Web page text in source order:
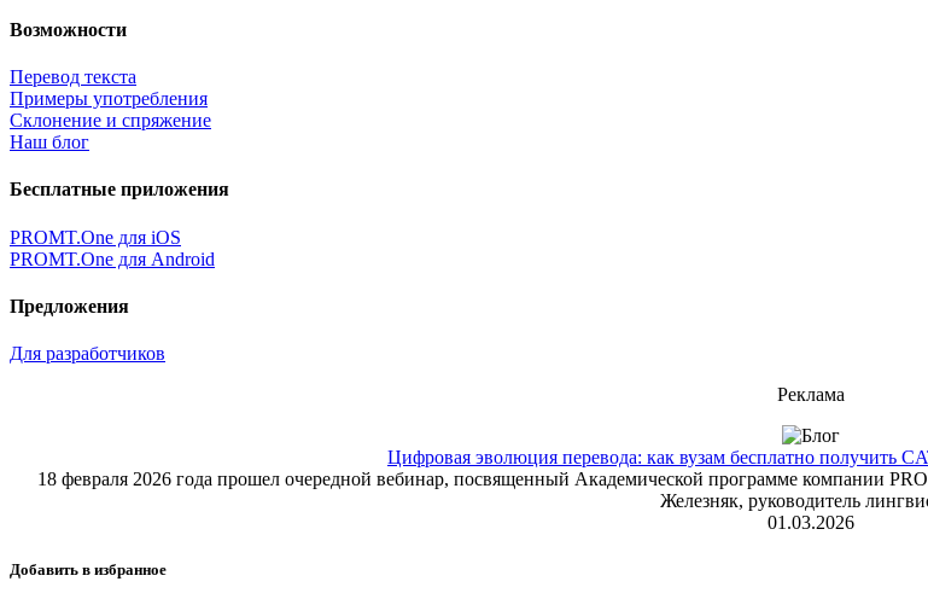
Возможности
Перевод текста
Примеры употребления
Склонение и спряжение
Наш блог
Бесплатные приложения
PROMT.One для iOS
PROMT.One для Android
Предложения
Для разработчиков
Реклама
Цифровая эволюция перевода: как вузам бесплатно получить
18 февраля 2026 года прошел очередной вебинар, посвященный Академической программе компании
Железняк, руководитель
01.03.2026
Добавить в избранное